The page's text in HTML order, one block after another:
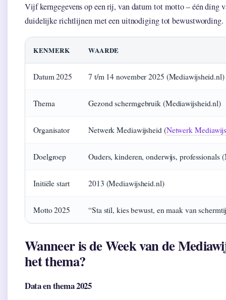
Vijf kerngegevens op een rij, van datum tot motto – één ding
duidelijke richtlijnen met een uitnodiging tot bewustwording.
KENMERK WAARDE
Datum 2025 7 t/m 14 november 2025 (Mediawijsheid.nl)
Thema Gezond schermgebruik (Mediawijsheid.nl)
Organisator Netwerk Mediawijsheid (Netwerk
Doelgroep Ouders, kinderen, onderwijs, professionals
Initiële start 2013 (Mediawijsheid.nl)
Motto 2025 “Sta stil, kies bewust, en maak van
Wanneer is de Week van de
het thema?
Data en thema 2025